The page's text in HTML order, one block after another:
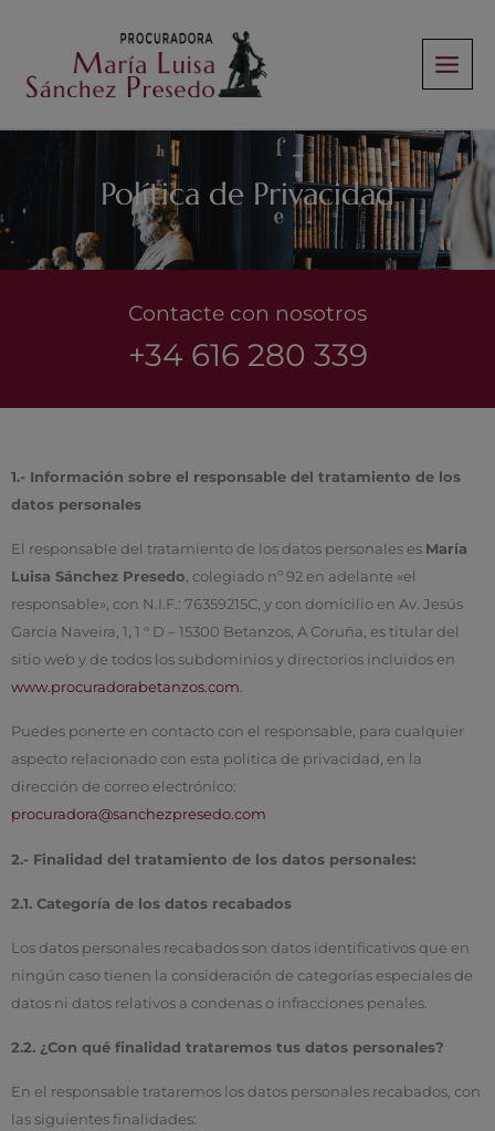
Política de Privacidad
Contacte con nosotros
+34 616 280 339
1.- Información sobre el responsable del tratamiento de los
datos personales
El responsable del tratamiento de los datos personales es María
Luisa Sánchez Presedo, colegiado nº 92 en adelante «el
responsable», con N.I.F.: 76359215C, y con domicilio en Av. Jesús
García Naveira, 1, 1 ° D – 15300 Betanzos, A Coruña, es titular del
sitio web y de todos los subdominios y directorios incluidos en
www.procuradorabetanzos.com.
Puedes ponerte en contacto con el responsable, para cualquier
aspecto relacionado con esta política de privacidad, en la
dirección de correo electrónico:
procuradora@sanchezpresedo.com
2.- Finalidad del tratamiento de los datos personales:
2.1. Categoría de los datos recabados
Los datos personales recabados son datos identificativos que en
ningún caso tienen la consideración de categorías especiales de
datos ni datos relativos a condenas o infracciones penales.
2.2. ¿Con qué finalidad trataremos tus datos personales?
En el responsable trataremos los datos personales recabados, con
las siguientes finalidades: